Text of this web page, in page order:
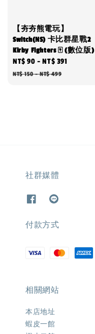
【夯夯熊電玩】
Switch(NS) 卡比群星戰2
Kirby Fighters 🀄 (數位版)
Sale
price
NT$ 90 -NT$ 391
NT$ 150-NT$ 499
社群媒體
付款方式
相關網站
本店地址
蝦皮一館